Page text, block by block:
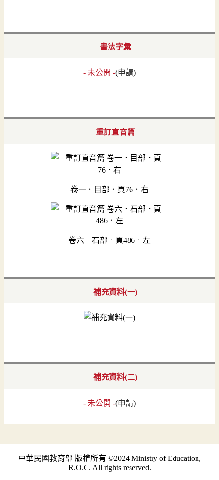
書法字彙
- 未公開 -(申請)
重訂直音篇
卷一．目部．頁76．右
卷六．石部．頁486．左
補充資料(一)
補充資料(二)
- 未公開 -(申請)
中華民國教育部 版權所有 ©2024 Ministry of Education,
R.O.C. All rights reserved.